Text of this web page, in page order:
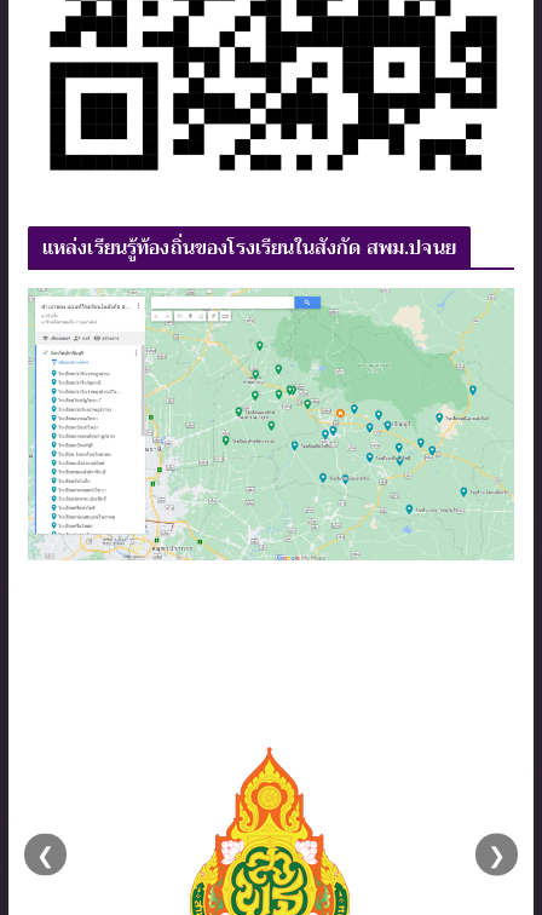
แหล่งเรียนรู้ท้องถิ่นของโรงเรียนในสังกัด สพม.ปจนย
❮ ❯